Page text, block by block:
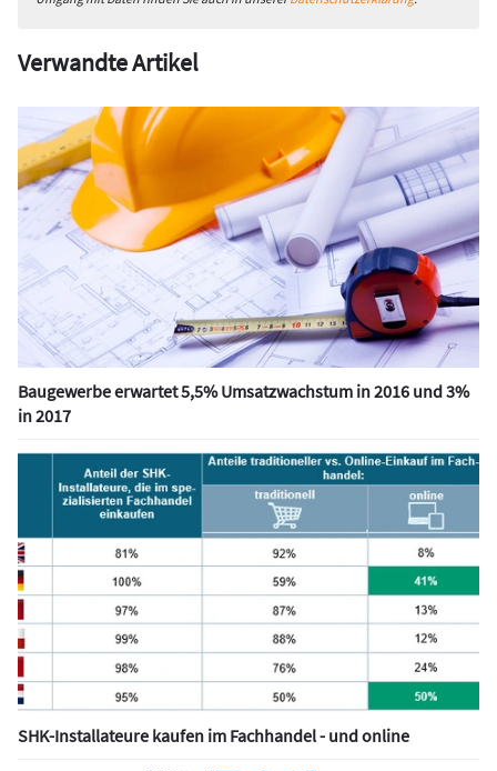
Verwandte Artikel
Baugewerbe erwartet 5,5% Umsatzwachstum in 2016 und 3%
in 2017
SHK-Installateure kaufen im Fachhandel - und online